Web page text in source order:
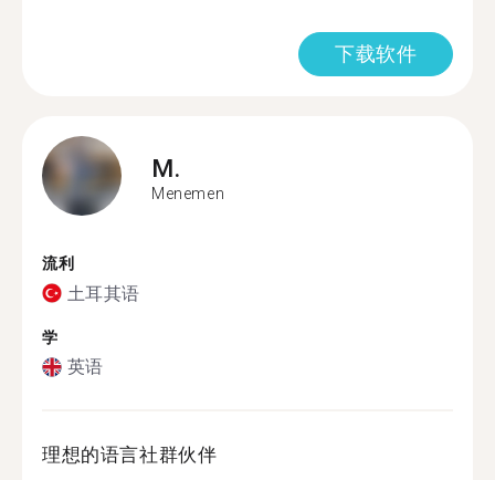
下载软件
M.
Menemen
流利
土耳其语
学
英语
理想的语言社群伙伴